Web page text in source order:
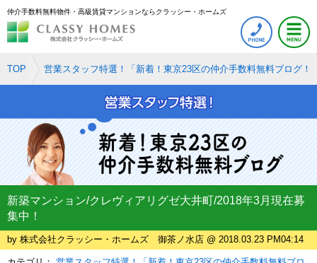
仲介手数料無料物件・高級賃貸マンションならクラッシー・ホームズ
TOP 営業スタッフ特選！「新着！東京23区の仲介手数料無料ブログ！
新築マンション/クレヴィアリグゼ大井町/2018年3月現在募
集中！
by 株式会社クラッシー・ホームズ 御茶ノ水店 @ 2018.03.23 PM04:14